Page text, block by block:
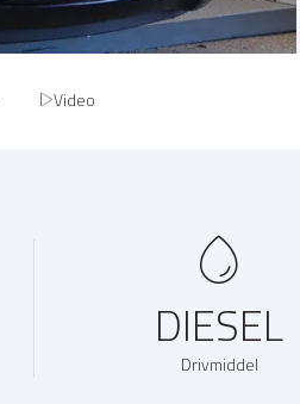
Video
DIESEL
Drivmiddel